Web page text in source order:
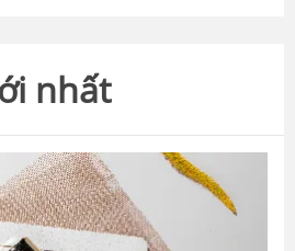
nhất